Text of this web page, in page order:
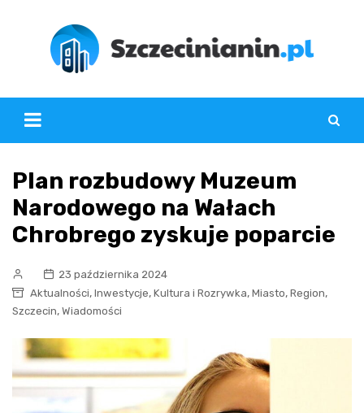
Plan rozbudowy Muzeum
Narodowego na Wałach
Chrobrego zyskuje poparcie
23 października 2024
Aktualności, Inwestycje, Kultura i Rozrywka, Miasto, Region,
Szczecin, Wiadomości